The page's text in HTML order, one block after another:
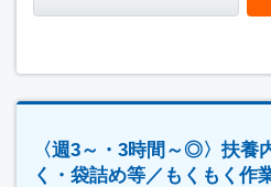
〈週3～・3時間～◎〉扶養
く・袋詰め等／もくもく作